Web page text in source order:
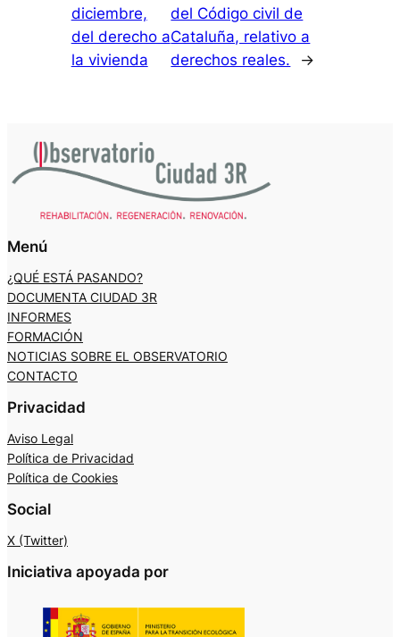
diciembre,
del derecho a
la vivienda
del Código civil de
Cataluña, relativo a
derechos reales.
→
Menú
¿QUÉ ESTÁ PASANDO?
DOCUMENTA CIUDAD 3R
INFORMES
FORMACIÓN
NOTICIAS SOBRE EL OBSERVATORIO
CONTACTO
Privacidad
Aviso Legal
Política de Privacidad
Política de Cookies
Social
X (Twitter)
Iniciativa apoyada por